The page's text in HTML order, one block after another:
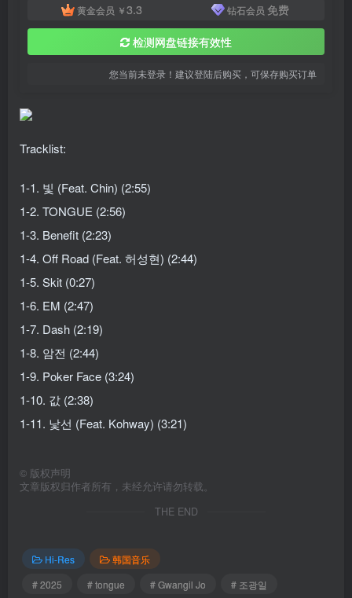
黄金会员 ￥3.3 钻石会员 免费
检测网盘链接有效性
您当前未登录！建议登陆后购买，可保存购买订单
Tracklist:
1-1. 빛 (Feat. Chin) (2:55)
1-2. TONGUE (2:56)
1-3. Benefit (2:23)
1-4. Off Road (Feat. 허성현) (2:44)
1-5. Skit (0:27)
1-6. EM (2:47)
1-7. Dash (2:19)
1-8. 암전 (2:44)
1-9. Poker Face (3:24)
1-10. 값 (2:38)
1-11. 낯선 (Feat. Kohway) (3:21)
© 版权声明
文章版权归作者所有，未经允许请勿转载。
THE END
Hi-Res
韩国音乐
# 2025
# tongue # Gwangil Jo # 조광일